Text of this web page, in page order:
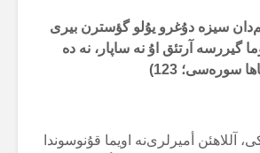
سیزە دۇغرو یۇلو گؤسترن بیری
گیررسە آرتئق اۇ نە ساپار، نە دە
سورەسی؛ 123)
آللاهئن أمیرلری‌نە اویما قۇنوسوندا